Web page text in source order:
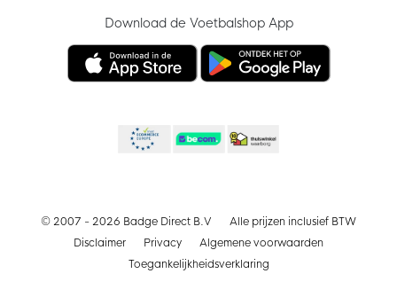
Download de Voetbalshop App
© 2007 - 2026 Badge Direct B.V
Alle prijzen inclusief BTW
Disclaimer
Privacy
Algemene voorwaarden
Toegankelijkheidsverklaring